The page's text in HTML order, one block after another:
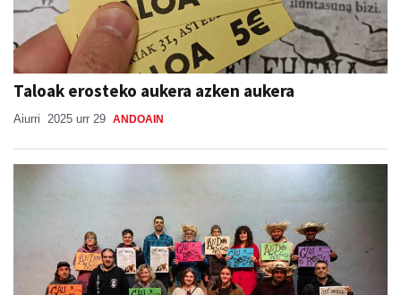
Taloak erosteko aukera azken aukera
Aiurri 2025 urr 29 ANDOAIN